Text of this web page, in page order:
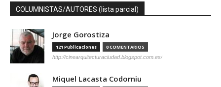
COLUMNISTAS/AUTORES (lista parcial)
Jorge Gorostiza
121 Publicaciones 0 COMENTARIOS
http://cinearquitecturaciudad.blogspot.com.es/
Miquel Lacasta Codorniu